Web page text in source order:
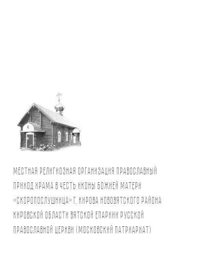
Местная религиозная организация православный
Приход храма в честь иконы Божией Матери
«Скоропослушница» г. Кирова Нововятского района
Кировской области Вятской Епархии Русской
Православной Церкви (Московский Патриархат)